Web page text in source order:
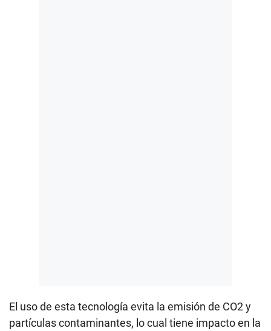
El uso de esta tecnología evita la emisión de CO2 y
partículas contaminantes, lo cual tiene impacto en la